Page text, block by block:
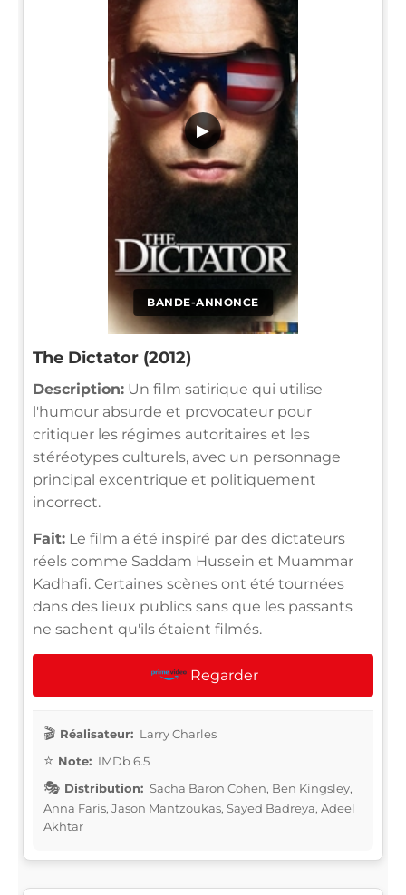
BANDE-ANNONCE
▶
The Dictator (2012)
Description: Un film satirique qui utilise
l'humour absurde et provocateur pour
critiquer les régimes autoritaires et les
stéréotypes culturels, avec un personnage
principal excentrique et politiquement
incorrect.
Fait: Le film a été inspiré par des dictateurs
réels comme Saddam Hussein et Muammar
Kadhafi. Certaines scènes ont été tournées
dans des lieux publics sans que les passants
ne sachent qu'ils étaient filmés.
Regarder
Réalisateur: Larry Charles
Note: IMDb 6.5
Distribution: Sacha Baron Cohen, Ben Kingsley,
Anna Faris, Jason Mantzoukas, Sayed Badreya, Adeel
Akhtar